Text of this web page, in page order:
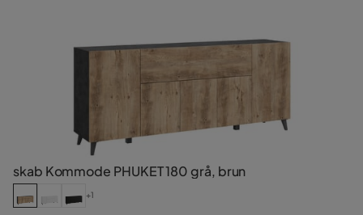
skab Kommode PHUKET 180 grå, brun
+1